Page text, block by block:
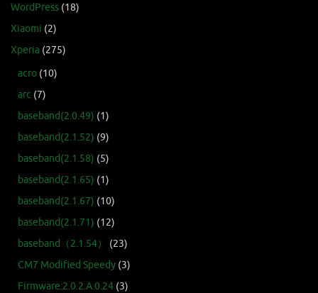
WordPress (18)
Xiaomi (2)
Xperia (275)
acro (10)
arc (7)
baseband(2.0.49) (1)
baseband(2.1.52) (9)
baseband(2.1.58) (5)
baseband(2.1.65) (1)
baseband(2.1.67) (10)
baseband(2.1.71) (12)
baseband（2.1.54）
(23)
CM7 Modified Speedy (3)
Firmware:2.0.2.A.0.24 (3)